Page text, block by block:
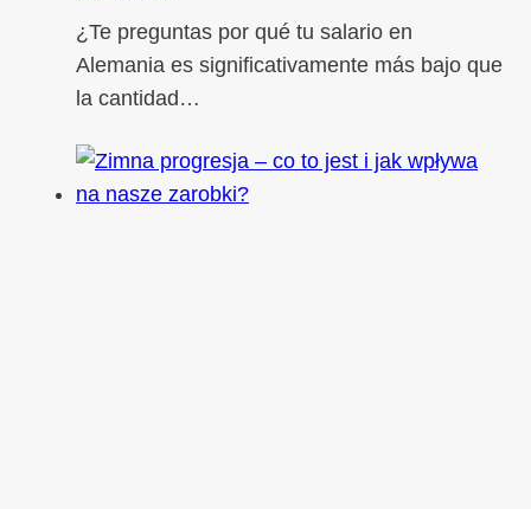
¿Te preguntas por qué tu salario en
Alemania es significativamente más bajo que
la cantidad…